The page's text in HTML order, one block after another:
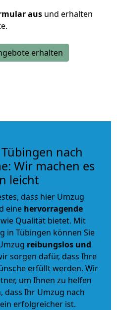
aus und erhalten
erhalten
nach
Wir machen es
leicht
dass hier Umzug
eine hervorragende
Qualität bietet. Mit
in Tübingen können Sie
reibungslos und
sorgen dafür, dass Ihre
erfüllt werden. Wir
um Ihnen zu helfen
dass Ihr Umzug nach
erfolgreicher ist.